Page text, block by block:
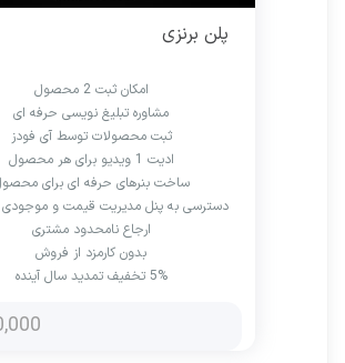
پلن برنزی
امکان ثبت 2 محصول
مشاوره تبلیغ نویسی حرفه ای
ثبت محصولات توسط آی فودز
ادیت 1 ویدیو برای هر محصول
ساخت بنرهای حرفه ای برای
دسترسی به پنل مدیریت قیمت و
ارجاع نامحدود مشتری
بدون کارمزد از فروش
5% تخفیف تمدید سال آینده